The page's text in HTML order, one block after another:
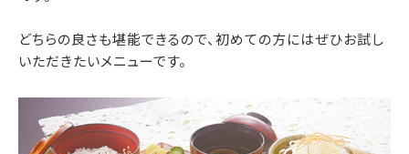
どちらの良さも堪能できるので、初めての方にはぜひお試し
いただきたいメニューです。